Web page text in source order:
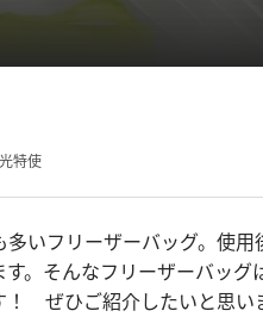
特使
いフリーザーバッグ。使
。そんなフリーザーバッ
ぜひご紹介したいと思い